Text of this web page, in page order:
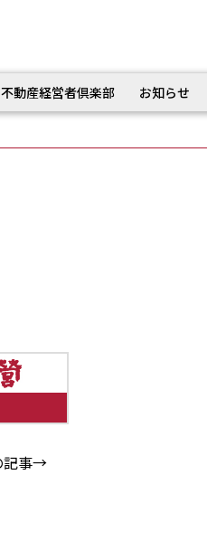
不動産経営者倶楽部 お知らせ
記事→